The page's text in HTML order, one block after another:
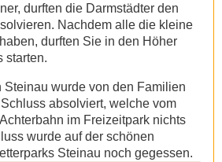
durften die Darmstädter den
Nachdem alle die kleine
durften Sie in den Höher
starten.
Steinau wurde von den Familien
absolviert, welche vom
im Freizeitpark nichts
wurde auf der schönen
Steinau noch gegessen.